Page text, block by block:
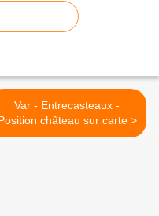
Var - Entrecasteaux -
Position château sur carte >